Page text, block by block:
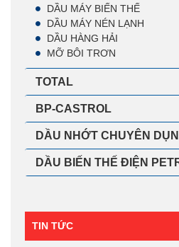
DẦU MÁY BIẾN THẾ
DẦU MÁY NÉN LẠNH
DẦU HÀNG HẢI
MỠ BÔI TRƠN
TOTAL
BP-CASTROL
DẦU NHỚT CHUYÊN
DẦU BIẾN THẾ ĐIỆN
TIN TỨC